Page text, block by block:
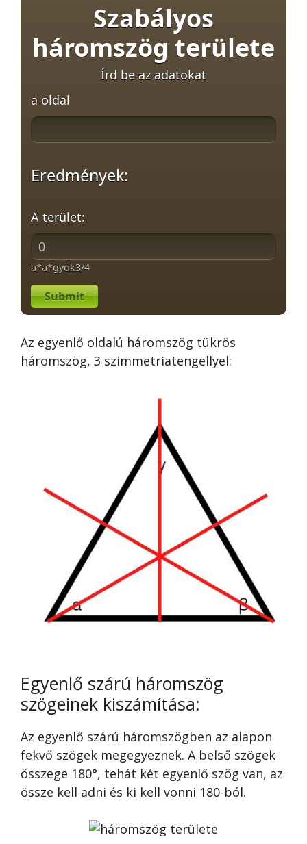
Szabályos
háromszög területe
Írd be az adatokat
a oldal
Eredmények:
A terület:
a*a*gyök3/4
Submit
Az egyenlő oldalú háromszög tükrös
háromszög, 3 szimmetriatengellyel:
Egyenlő szárú háromszög
szögeinek kiszámítása:
Az egyenlő szárú háromszögben az alapon
fekvő szögek megegyeznek. A belső szögek
összege 180°, tehát két egyenlő szög van, az
össze kell adni és ki kell vonni 180-ból.